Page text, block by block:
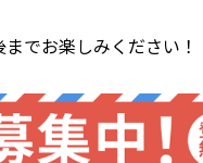
でお楽しみください！